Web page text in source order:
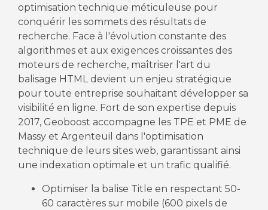
optimisation technique méticuleuse pour
conquérir les sommets des résultats de
recherche. Face à l'évolution constante des
algorithmes et aux exigences croissantes des
moteurs de recherche, maîtriser l'art du
balisage HTML devient un enjeu stratégique
pour toute entreprise souhaitant développer sa
visibilité en ligne. Fort de son expertise depuis
2017, Geoboost accompagne les TPE et PME de
Massy et Argenteuil dans l'optimisation
technique de leurs sites web, garantissant ainsi
une indexation optimale et un trafic qualifié.
Optimiser la balise Title en respectant 50-
60 caractères sur mobile (600 pixels de